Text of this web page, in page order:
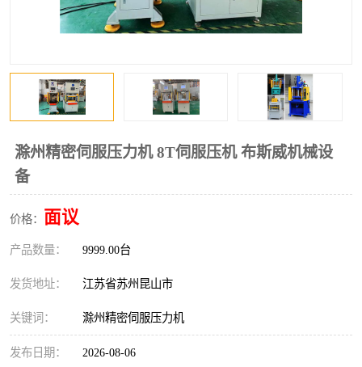
滁州精密伺服压力机 8T伺服压机 布斯威机械设
备
价格： 面议
产品数量： 9999.00台
发货地址： 江苏省苏州昆山市
关键词： 滁州精密伺服压力机
发布日期： 2026-08-06